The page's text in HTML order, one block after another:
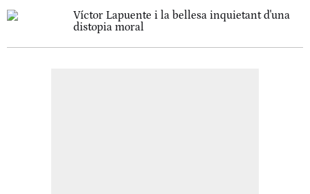
Víctor Lapuente i la bellesa inquietant d'una
distopia moral